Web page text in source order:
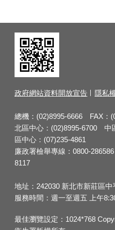
政府網站資料開放宣告 隱私
總機：(02)8995-6666 FAX：
北區中心：(02)8995-6700
區中心：(07)235-4861
廉政署檢舉專線：0800-
8117
地址：242030 新北市新莊區
服務時間：週一至週五 上午
最佳瀏覽設定：1024*768